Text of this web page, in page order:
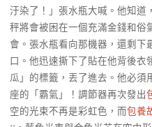
汙染了！」張水瓶大喊。他知道
秤將會被困在一個充滿金錢和俗
會。張水瓶看向那機器，還剩下
口。他迅速撕下了貼在他背後衣
瓜」的標籤，丟了進去。他必須
座的「霸氣」！調節器再次發出
空的光束不再是彩虹色，而包養